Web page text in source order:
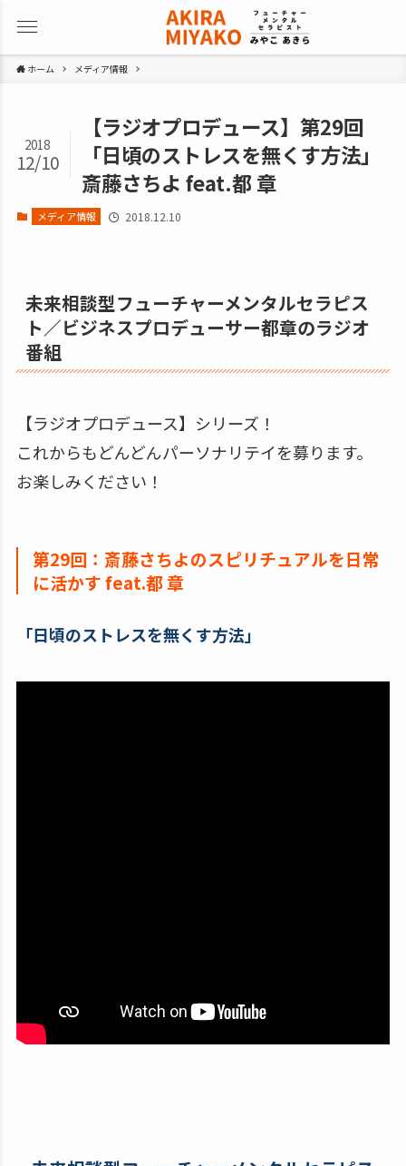
ホーム メディア情報
【ラジオプロデュース】第29回
「日頃のストレスを無くす方法」
斎藤さちよ feat.都 章
2018
12/10
メディア情報 2018.12.10
未来相談型フューチャーメンタルセラピス
ト／ビジネスプロデューサー都章のラジオ
番組
【ラジオプロデュース】シリーズ！
これからもどんどんパーソナリテイを募ります。
お楽しみください！
第29回：斎藤さちよのスピリチュアルを日常
に活かす feat.都 章
「日頃のストレスを無くす方法」